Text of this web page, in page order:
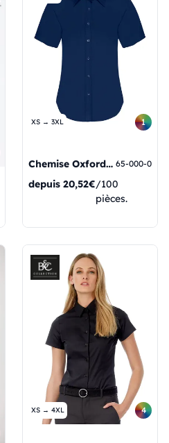
XS → 3XL 1
Chemise Oxford pour femme à manches courtes 65-000-0
depuis 20,52€/100
pièces.
XS → 4XL 4